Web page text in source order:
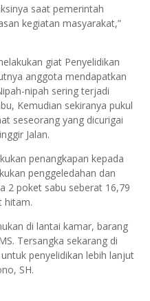
saat pemerintah
kegiatan masyarakat,”
giat Penyelidikan
anggota mendapatkan
nipah sering terjadi
Kemudian sekiranya pukul
seseorang yang dicurigai
Jalan.
penangkapan kepada
penggeledahan dan
2 poket sabu seberat 16,79
hitam.
di lantai kamar, barang
Tersangka sekarang di
penyelidikan lebih lanjut
SH.